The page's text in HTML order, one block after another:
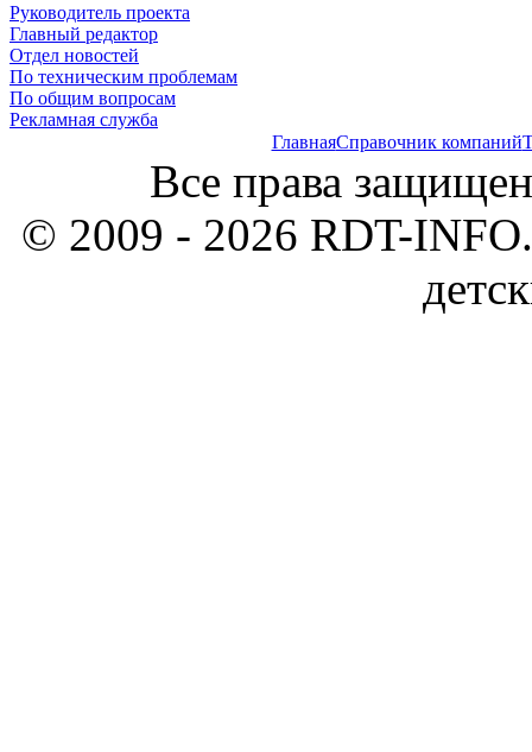
Руководитель проекта
Главный редактор
Отдел новостей
По техническим проблемам
По общим вопросам
Рекламная служба
ГлавнаяСправочник компаний
Все права
© 2009 - 2026 RDT-